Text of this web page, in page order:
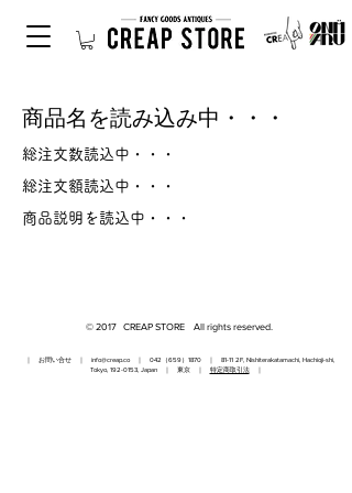
商品名を読み込み中・・・
総注文数読込中・・・
総注文額読込中・・・
商品説明を読込中・・・
© 2017 CREAP STORE All rights reserved.
｜ お問い合せ ｜ info@creap.co｜ 042（659）1870 ｜ 81-11 2F, Nishiterakatamachi, Hachioji-shi,
Tokyo, 192-0153, Japan ｜ 東京 ｜ 特定商取引法｜